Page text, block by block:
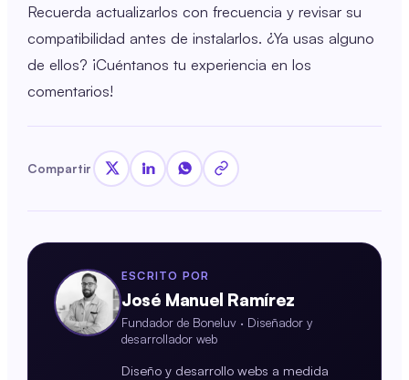
Recuerda actualizarlos con frecuencia y revisar su
compatibilidad antes de instalarlos. ¿Ya usas alguno
de ellos? ¡Cuéntanos tu experiencia en los
comentarios!
Compartir
ESCRITO POR
José Manuel Ramírez
Fundador de Boneluv · Diseñador y
desarrollador web
Diseño y desarrollo webs a medida